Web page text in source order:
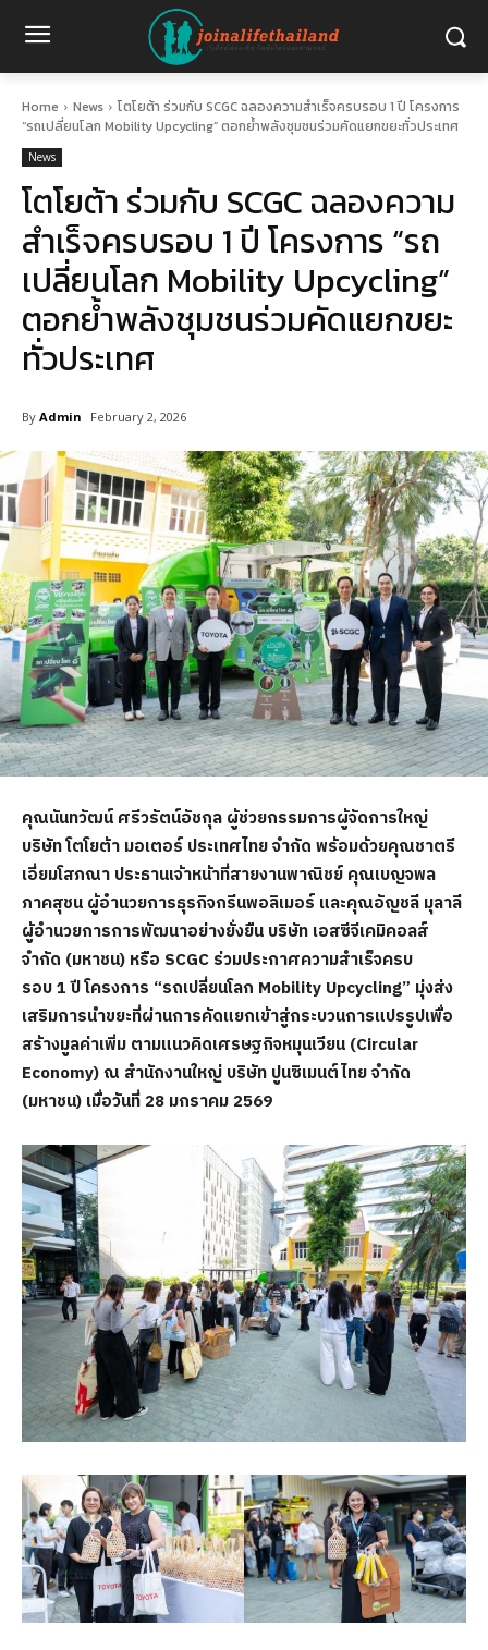
Home News
โตโยต้า ร่วมกับ SCGC ฉลองความสำเร็จครบรอบ 1 ปี โครงการ
“รถเปลี่ยนโลก Mobility Upcycling” ตอกย้ำพลังชุมชนร่วมคัดแยกขยะทั่วประเทศ
News
โตโยต้า ร่วมกับ SCGC ฉลองความ
สำเร็จครบรอบ 1 ปี โครงการ “รถ
เปลี่ยนโลก Mobility Upcycling”
ตอกย้ำพลังชุมชนร่วมคัดแยกขยะ
ทั่วประเทศ
By Admin February 2, 2026
คุณนันทวัฒน์ ศรีวรัตน์อัชกุล ผู้ช่วยกรรมการผู้จัดการใหญ่
บริษัท โตโยต้า มอเตอร์ ประเทศไทย จำกัด พร้อมด้วยคุณชาตรี
เอี่ยมโสภณา ประธานเจ้าหน้าที่สายงานพาณิชย์ คุณเบญจพล
ภาคสุชน ผู้อำนวยการธุรกิจกรีนพอลิเมอร์ และคุณอัญชลี มุลาลี
ผู้อำนวยการการพัฒนาอย่างยั่งยืน บริษัท เอสซีจีเคมิคอลส์
จำกัด (มหาชน) หรือ SCGC ร่วมประกาศความสำเร็จครบ
รอบ1ปี โครงการ “รถเปลี่ยนโลก Mobility Upcycling” มุ่งส่ง
เสริมการนำขยะที่ผ่านการคัดแยกเข้าสู่กระบวนการแปรรูปเพื่อ
สร้างมูลค่าเพิ่ม ตามแนวคิดเศรษฐกิจหมุนเวียน (Circular
Economy)ณ สำนักงานใหญ่ บริษัท ปูนซิเมนต์ไทย จำกัด
(มหาชน) เมื่อวันที่ 28 มกราคม 2569